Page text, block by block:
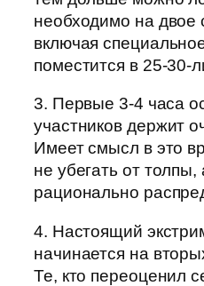
необходимо на двое
включая
поместится в 25-30-
3. Первые 3-4 часа
участников держит
Имеет смысл в это
не убегать от
рационально
4. Настоящий
начинается на
Те, кто переоценил